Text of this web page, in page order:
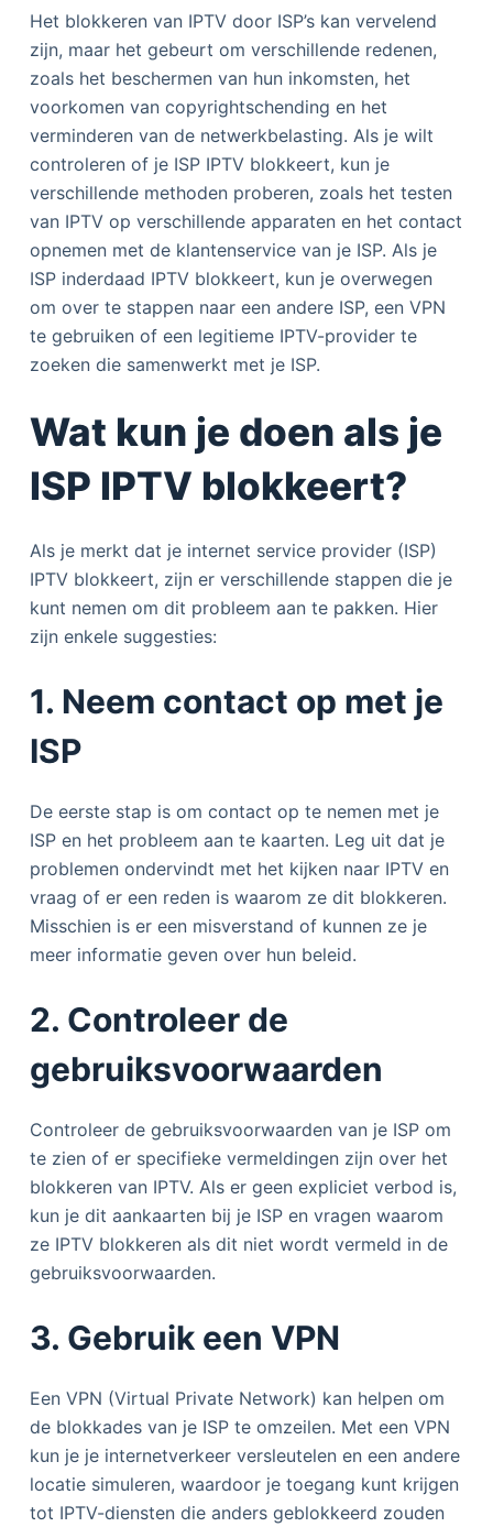
Het blokkeren van IPTV door ISP’s kan vervelend
zijn, maar het gebeurt om verschillende redenen,
zoals het beschermen van hun inkomsten, het
voorkomen van copyrightschending en het
verminderen van de netwerkbelasting. Als je wilt
controleren of je ISP IPTV blokkeert, kun je
verschillende methoden proberen, zoals het testen
van IPTV op verschillende apparaten en het contact
opnemen met de klantenservice van je ISP. Als je
ISP inderdaad IPTV blokkeert, kun je overwegen
om over te stappen naar een andere ISP, een VPN
te gebruiken of een legitieme IPTV-provider te
zoeken die samenwerkt met je ISP.
Wat kun je doen als je
ISP IPTV blokkeert?
Als je merkt dat je internet service provider (ISP)
IPTV blokkeert, zijn er verschillende stappen die je
kunt nemen om dit probleem aan te pakken. Hier
zijn enkele suggesties:
1. Neem contact op met je
ISP
De eerste stap is om contact op te nemen met je
ISP en het probleem aan te kaarten. Leg uit dat je
problemen ondervindt met het kijken naar IPTV en
vraag of er een reden is waarom ze dit blokkeren.
Misschien is er een misverstand of kunnen ze je
meer informatie geven over hun beleid.
2. Controleer de
gebruiksvoorwaarden
Controleer de gebruiksvoorwaarden van je ISP om
te zien of er specifieke vermeldingen zijn over het
blokkeren van IPTV. Als er geen expliciet verbod is,
kun je dit aankaarten bij je ISP en vragen waarom
ze IPTV blokkeren als dit niet wordt vermeld in de
gebruiksvoorwaarden.
3. Gebruik een VPN
Een VPN (Virtual Private Network) kan helpen om
de blokkades van je ISP te omzeilen. Met een VPN
kun je je internetverkeer versleutelen en een andere
locatie simuleren, waardoor je toegang kunt krijgen
tot IPTV-diensten die anders geblokkeerd zouden